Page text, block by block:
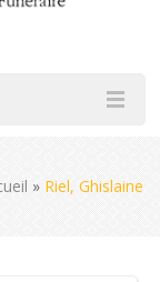
» Riel, Ghislaine